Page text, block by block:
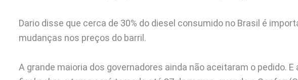
Dario disse que cerca de 30% do diesel consumido no Brasil é
mudanças nos preços do barril.
A grande maioria dos governadores ainda não aceitaram o pedido.